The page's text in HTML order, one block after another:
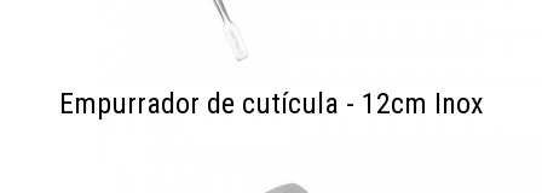
Empurrador de cutícula - 12cm Inox